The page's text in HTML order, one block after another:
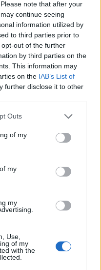
note that after your
continue seeing
information utilized by
to third parties prior to
out of the further
by third parties on the
This information may
on the IAB’s List of
further disclose it to other
Outs
of my
my
my
Use,
of my
with the